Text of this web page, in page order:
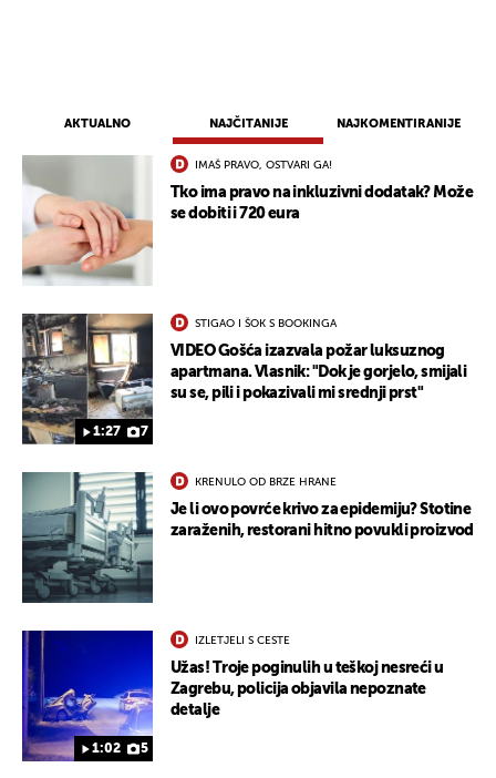
AKTUALNO NAJČITANIJE NAJKOMENTIRANIJE
IMAŠ PRAVO, OSTVARI GA!
Tko ima pravo na inkluzivni dodatak? Može
se dobiti i 720 eura
1:27 7
STIGAO I ŠOK S BOOKINGA
VIDEO Gošća izazvala požar luksuznog
apartmana. Vlasnik: "Dok je gorjelo, smijali
su se, pili i pokazivali mi srednji prst"
KRENULO OD BRZE HRANE
Je li ovo povrće krivo za epidemiju? Stotine
zaraženih, restorani hitno povukli proizvod
1:02 5
IZLETJELI S CESTE
Užas! Troje poginulih u teškoj nesreći u
Zagrebu, policija objavila nepoznate
detalje